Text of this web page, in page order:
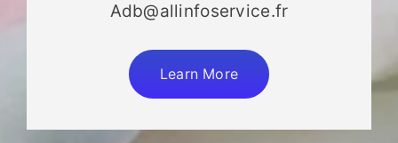
Adb@allinfoservice.fr
Learn More